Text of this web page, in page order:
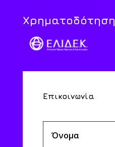
Χρηματοδότηση
Επικοινωνία